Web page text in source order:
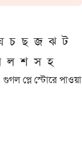
চ ছ জ ঝ ট
ল শ স হ
প্লে স্টোরে পাওয়া